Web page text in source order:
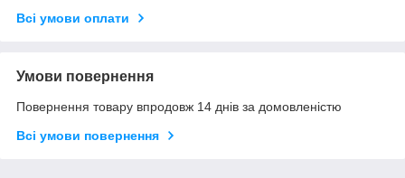
Всі умови оплати
Умови повернення
Повернення товару впродовж 14 днів за домовленістю
Всі умови повернення